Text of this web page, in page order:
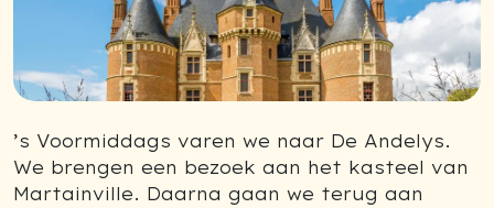
’s Voormiddags varen we naar De Andelys.
We brengen een bezoek aan het kasteel van
Martainville. Daarna gaan we terug aan